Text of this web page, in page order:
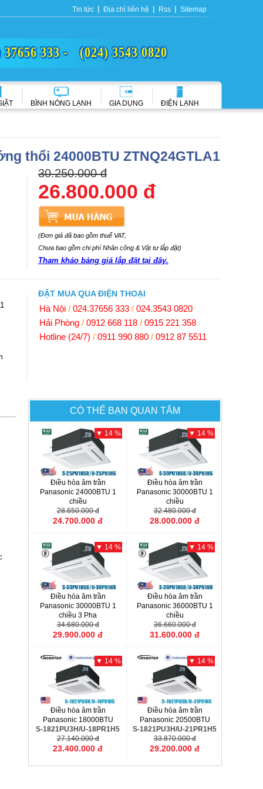
Tin tức Địa chỉ liên hệ Rss Sitemap
37656 333 - (024) 3543 0820
BÌNH NÓNG LẠNH GIA DỤNG ĐIỆN LẠNH
thổi 24000BTU ZTNQ24GTLA1
30.250.000 đ
26.800.000 đ
(Đơn giá đã bao gồm thuế VAT,
Chưa bao gồm chi phí Nhân công & Vật tư lắp đặt)
Tham khảo bảng giá lắp đặt tại đây.
ĐẶT MUA QUA ĐIỆN THOẠI
Hà Nội / 024.37656 333 / 024.3543 0820
Hải Phòng / 0912 668 118 / 0915 221 358
Hotline (24/7) / 0911 990 880 / 0912 87 5511
CÓ THỂ BẠN QUAN TÂM
▼ 14 %
Điều hòa âm trần
Panasonic 24000BTU 1
chiều
S-25PU1H5B/U-25PN1H5
28.650.000 đ
24.700.000 đ
▼ 14 %
Điều hòa âm trần
Panasonic 30000BTU 1
chiều
S-30PU1H5B/U-30PN1H5
32.480.000 đ
28.000.000 đ
▼ 14 %
Điều hòa âm trần
Panasonic 30000BTU 1
chiều 3 Pha
S-30PU1H5B/U-30PN1H8
34.680.000 đ
29.900.000 đ
▼ 14 %
Điều hòa âm trần
Panasonic 36000BTU 1
chiều
S-36PU1H5B/U-36PN1H8
36.660.000 đ
31.600.000 đ
▼ 14 %
Điều hòa âm trần
Panasonic 18000BTU
S-1821PU3H/U-18PR1H5
27.140.000 đ
23.400.000 đ
▼ 14 %
Điều hòa âm trần
Panasonic 20500BTU
S-1821PU3H/U-21PR1H5
33.870.000 đ
29.200.000 đ